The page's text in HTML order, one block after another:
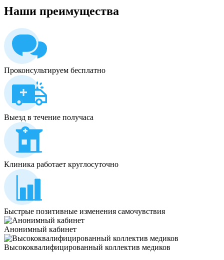
Наши преимущества
Проконсультируем бесплатно
Выезд в течение получаса
Клиника работает круглосуточно
Быстрые позитивные изменения самочувствия
Анонимный кабинет
Высококвалифицированный коллектив медиков